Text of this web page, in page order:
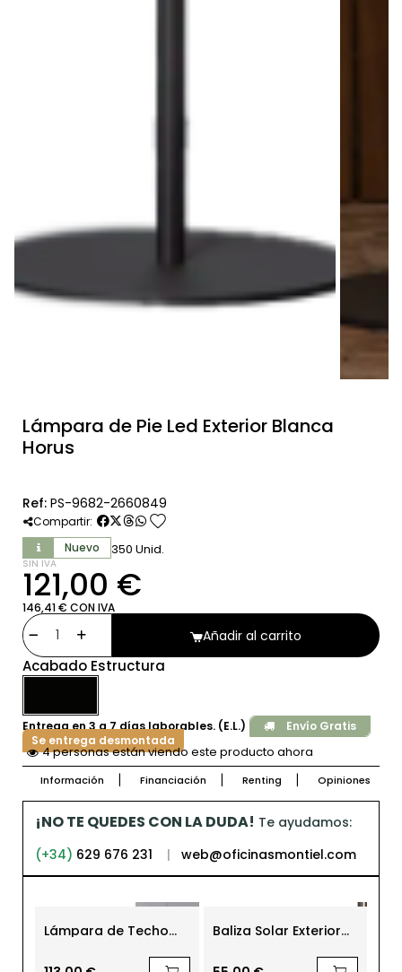
Lámpara de Pie Led Exterior Blanca
Horus
Ref: PS-9682-2660849
Compartir: favorite
Nuevo 350 Unid.
SIN IVA
121,00 €
146,41 € CON IVA
Añadir al carrito
Acabado Estructura
Entrega en 3 a 7 días laborables. (E.L.)
Envío Gratis
Se entrega desmontada
4 personas están viendo este producto ahora
Información Financiación Renting Opiniones
¡NO TE QUEDES CON LA DUDA! Te ayudamos:
(+34) 629 676 231 | web@oficinasmontiel.com
Lámpara de Techo Baliza Solar Exterior
Movimiento Milo